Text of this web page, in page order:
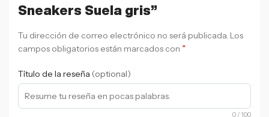
Sneakers Suela gris”
Tu dirección de correo electrónico no será publicada. Los
campos obligatorios están marcados con *
Título de la reseña (optional)
0 / 100